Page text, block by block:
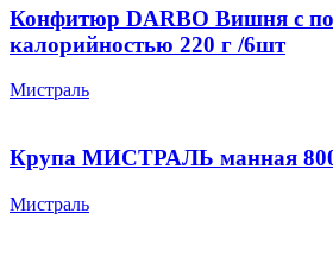
Конфитюр DARBO Вишня с
калорийностью 220 г /6шт
Мистраль
Крупа МИСТРАЛЬ манная
Мистраль